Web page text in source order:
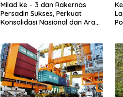
Milad ke – 3 dan Rakernas
Persadin Sukses, Perkuat
Konsolidasi Nasional dan Arah